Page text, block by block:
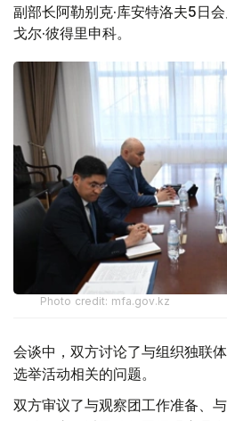
副部长阿勒别克·库安特洛夫5日
戈尔·彼得里申科。
Photo credit: mfa.gov.kz
会谈中，双方讨论了与组织独联
选举活动相关的问题。
双方审议了与观察团工作准备、